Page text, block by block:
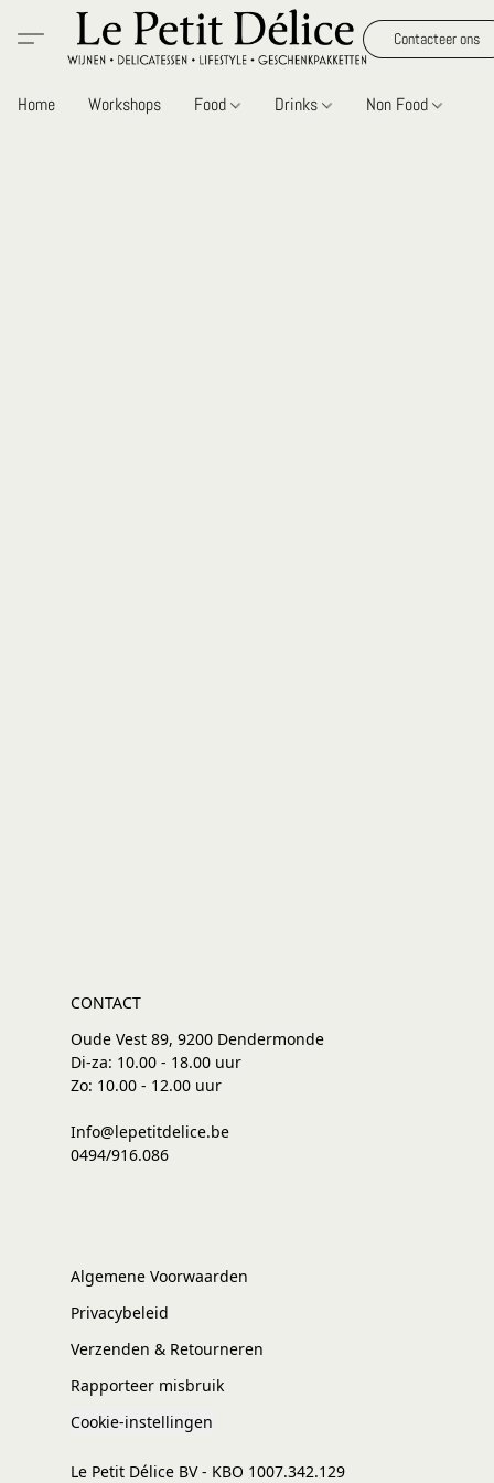
Contacteer ons
Home Workshops Food Drinks Non Food
CONTACT
Oude Vest 89, 9200 Dendermonde
Di-za: 10.00 - 18.00 uur
Zo: 10.00 - 12.00 uur
Info@lepetitdelice.be
0494/916.086
Algemene Voorwaarden
Privacybeleid
Verzenden & Retourneren
Rapporteer misbruik
Cookie-instellingen
Le Petit Délice BV - KBO 1007.342.129